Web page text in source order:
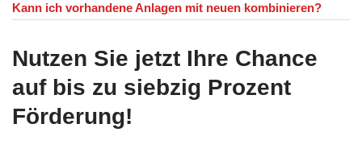
Kann ich vorhandene Anlagen mit neuen kombinieren?
Nutzen Sie jetzt Ihre Chance
auf bis zu siebzig Prozent
Förderung!